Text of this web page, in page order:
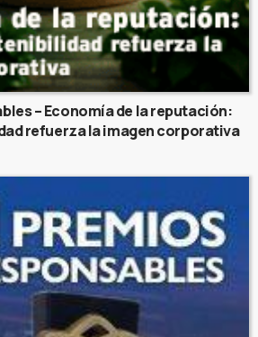
– Economía de la reputación:
refuerza la imagen corporativa